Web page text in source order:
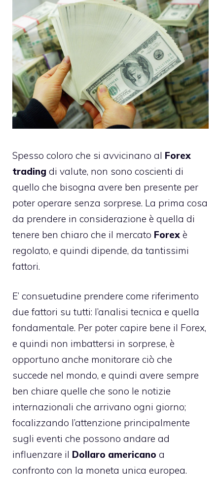
Spesso coloro che si avvicinano al Forex
trading di valute, non sono coscienti di
quello che bisogna avere ben presente per
poter operare senza sorprese. La prima cosa
da prendere in considerazione è quella di
tenere ben chiaro che il mercato Forex è
regolato, e quindi dipende, da tantissimi
fattori.
E’ consuetudine prendere come riferimento
due fattori su tutti: l’analisi tecnica e quella
fondamentale. Per poter capire bene il Forex,
e quindi non imbattersi in sorprese, è
opportuno anche monitorare ciò che
succede nel mondo, e quindi avere sempre
ben chiare quelle che sono le notizie
internazionali che arrivano ogni giorno;
focalizzando l’attenzione principalmente
sugli eventi che possono andare ad
influenzare il Dollaro americano a
confronto con la moneta unica europea.